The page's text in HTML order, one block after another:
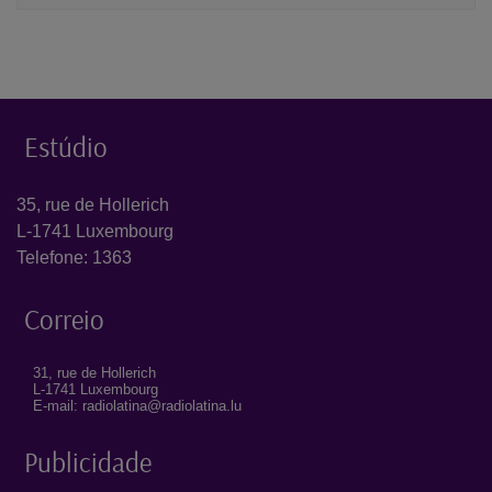
Estúdio
35, rue de Hollerich
L-1741 Luxembourg
Telefone: 1363
Correio
31, rue de Hollerich
L-1741 Luxembourg
E-mail: radiolatina@radiolatina.lu
Publicidade